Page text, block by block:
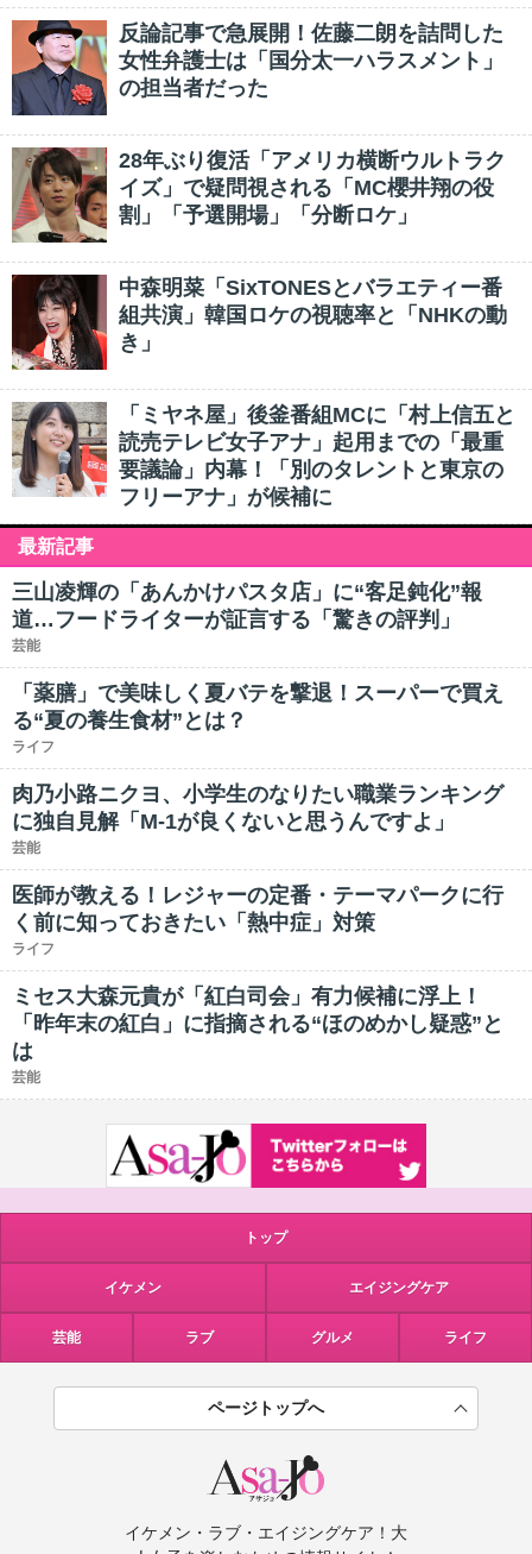
反論記事で急展開！佐藤二朗を詰問した
女性弁護士は「国分太一ハラスメント」
の担当者だった
28年ぶり復活「アメリカ横断ウルトラク
イズ」で疑問視される「MC櫻井翔の役
割」「予選開場」「分断ロケ」
中森明菜「SixTONESとバラエティー番
組共演」韓国ロケの視聴率と「NHKの動
き」
「ミヤネ屋」後釜番組MCに「村上信五と
読売テレビ女子アナ」起用までの「最重
要議論」内幕！「別のタレントと東京の
フリーアナ」が候補に
最新記事
三山凌輝の「あんかけパスタ店」に“客足鈍化”報
道…フードライターが証言する「驚きの評判」
芸能
「薬膳」で美味しく夏バテを撃退！スーパーで買え
る“夏の養生食材”とは？
ライフ
肉乃小路ニクヨ、小学生のなりたい職業ランキング
に独自見解「M-1が良くないと思うんですよ」
芸能
医師が教える！レジャーの定番・テーマパークに行
く前に知っておきたい「熱中症」対策
ライフ
ミセス大森元貴が「紅白司会」有力候補に浮上！
「昨年末の紅白」に指摘される“ほのめかし疑惑”と
は
芸能
トップ
イケメン エイジングケア
芸能 ラブ グルメ ライフ
ページトップへ
イケメン・ラブ・エイジングケア！大